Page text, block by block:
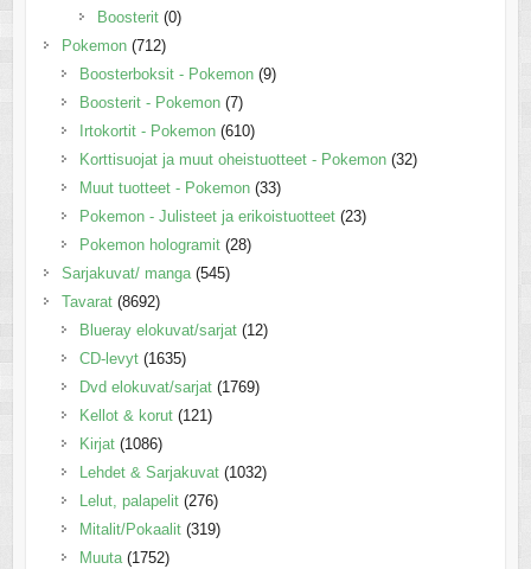
Boosterit (0)
Pokemon (712)
Boosterboksit - Pokemon (9)
Boosterit - Pokemon (7)
Irtokortit - Pokemon (610)
Korttisuojat ja muut oheistuotteet - Pokemon (32)
Muut tuotteet - Pokemon (33)
Pokemon - Julisteet ja erikoistuotteet (23)
Pokemon hologramit (28)
Sarjakuvat/ manga (545)
Tavarat (8692)
Blueray elokuvat/sarjat (12)
CD-levyt (1635)
Dvd elokuvat/sarjat (1769)
Kellot & korut (121)
Kirjat (1086)
Lehdet & Sarjakuvat (1032)
Lelut, palapelit (276)
Mitalit/Pokaalit (319)
Muuta (1752)